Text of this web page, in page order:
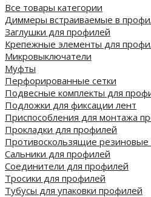
Все товары категории
Диммеры встраиваемые в
Заглушки для профилей
Крепежные элементы для
Микровыключатели
Муфты
Перфорированные сетки
Подвесные комплекты для
Подложки для фиксации лент
Приспособления для монтажа
Прокладки для профилей
Противоскользящие резиновые
Сальники для профилей
Соединители для профилей
Тросики для профилей
Тубусы для упаковки профилей